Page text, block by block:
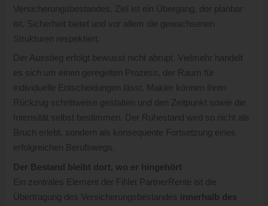
Versicherungsbestandes. Ziel ist ein Übergang, der planbar
ist, Sicherheit bietet und vor allem die gewachsenen
Strukturen respektiert.
Der Ausstieg erfolgt bewusst nicht abrupt. Vielmehr handelt
es sich um einen geregelten Prozess, der Raum für
individuelle Entscheidungen lässt. Makler können ihren
Rückzug schrittweise gestalten und den Zeitpunkt sowie die
Intensität selbst bestimmen. Der Ruhestand wird so nicht als
Bruch erlebt, sondern als konsequente Fortsetzung eines
erfolgreichen Berufswegs.
Der Bestand bleibt dort, wo er hingehört
Ein zentrales Element der FiNet PartnerRente ist die
Übertragung des Versicherungsbestandes innerhalb des